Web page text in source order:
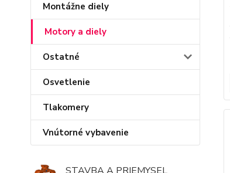
Montážne diely
Motory a diely
Ostatné
Osvetlenie
Tlakomery
Vnútorné vybavenie